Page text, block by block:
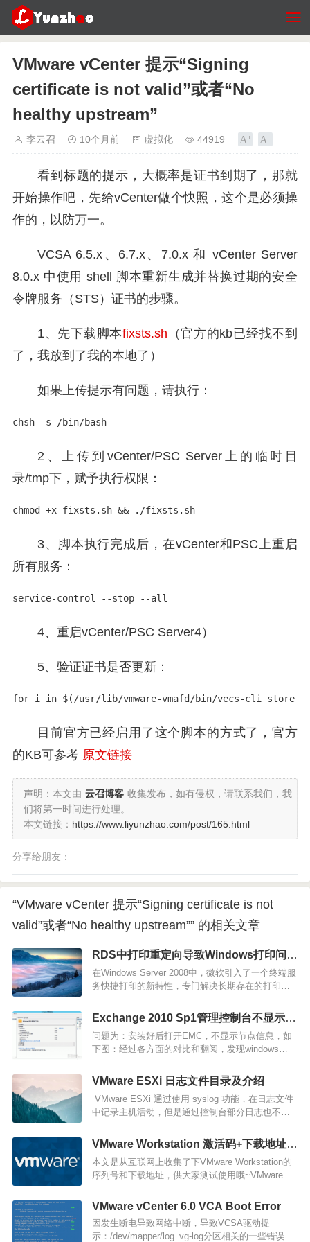
VMware vCenter 提示“Signing
certificate is not valid”或者“No
healthy upstream”
李云召 10个月前 虚拟化 44919
看到标题的提示，大概率是证书到期了，那就
开始操作吧，先给vCenter做个快照，这个是必须操
作的，以防万一。
VCSA 6.5.x、6.7.x、7.0.x 和 vCenter Server
8.0.x 中使用 shell 脚本重新生成并替换过期的安全
令牌服务（STS）证书的步骤。
1、先下载脚本fixsts.sh （官方的kb已经找不到
了，我放到了我的本地了）
如果上传提示有问题，请执行：
chsh -s /bin/bash
2、上传到vCenter/PSC Server上的临时目
录/tmp下，赋予执行权限：
chmod +x fixsts.sh && ./fixsts.sh
3、脚本执行完成后，在vCenter和PSC上重启
所有服务：
service-control --stop --all
4、重启vCenter/PSC Server4）
5、验证证书是否更新：
for i in $(/usr/lib/vmware-vmafd/bin/vecs-cli store
目前官方已经启用了这个脚本的方式了，官方
的KB可参考 原文链接
声明：本文由 云召博客 收集发布，如有侵权，请联系我们，我
们将第一时间进行处理。
本文链接： https://www.liyunzhao.com/post/165.html
分享给朋友：
“VMware vCenter 提示“Signing certificate is not
valid”或者“No healthy upstream”” 的相关文章
RDS中打印重定向导致Windows打印问题
的五大原因
在Windows Server 2008中，微软引入了一个终端服
务快捷打印的新特性，专门解决长期存在的打印重
题并没有从根本上解决。以下介绍了在微软RDS中
五个最常见的打印重定向问题以及修复方法。1.终端
服务运行在域控制器之上除非是小型业务服务器，
否…
Exchange 2010 Sp1管理控制台不显示管
理页面问题
问题为：安装好后打开EMC，不显示节点信息，如
下图：经过各方面的对比和翻阅，发现windows
2010 需求版本不一致，这个时候，就需要通过其他
手段强制加MMC了。将一下文件，保存为BAT文
件，然后使用管理员运行，即可…
VMware ESXi 日志文件目录及介绍
VMware ESXi 通过使用 syslog 功能，在日志文件
中记录主机活动，但是通过控制台部分日志也不能
SSH登录，进行查看相关日志。…
VMware Workstation 激活码+下载地址
【收集】
本文是从互联网上收集了下VMware Workstation的
序列号和下载地址，供大家测试使用哦~VMware
M81A9-4U35H-06KNDNZ4RR-FTK5H-H81C1-
VMware vCenter 6.0 VCA Boot Error
因发生断电导致网络中断，导致VCSA驱动提
示：/dev/mapper/log_vg-log分区相关的一些错误，